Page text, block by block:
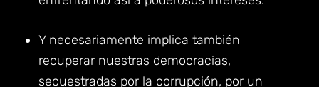
Y necesariamente implica también
recuperar nuestras democracias,
secuestradas por la corrupción, por un